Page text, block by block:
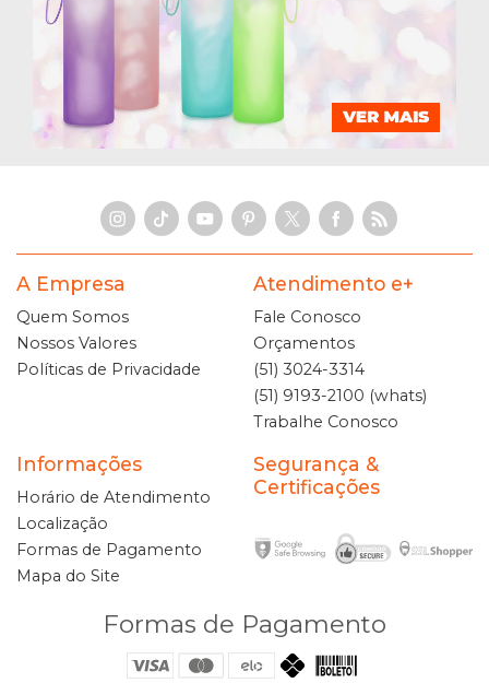
A Empresa
Quem Somos
Nossos Valores
Políticas de Privacidade
Atendimento e+
Fale Conosco
Orçamentos
(51) 3024-3314
(51) 9193-2100 (whats)
Trabalhe Conosco
Informações
Horário de Atendimento
Localização
Formas de Pagamento
Mapa do Site
Segurança &
Certificações
Formas de Pagamento